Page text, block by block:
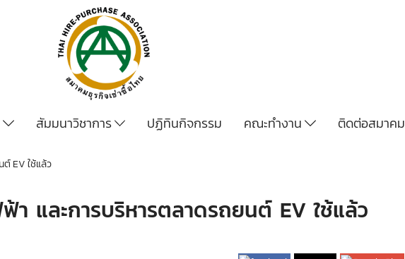
สัมมนาวิชาการ ปฏิทินกิจกรรม คณะทำงาน ติดต่อสมาคม
EV ใช้แล้ว
และการบริหารตลาดรถยนต์ EV ใช้แล้ว